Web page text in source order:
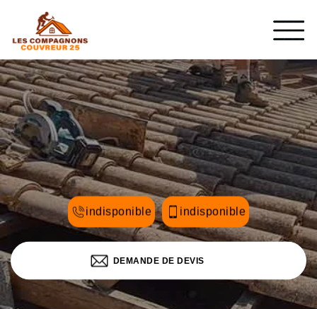
indisponible indisponible
DEMANDE DE DEVIS